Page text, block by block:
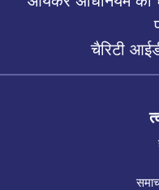
चैरिटी